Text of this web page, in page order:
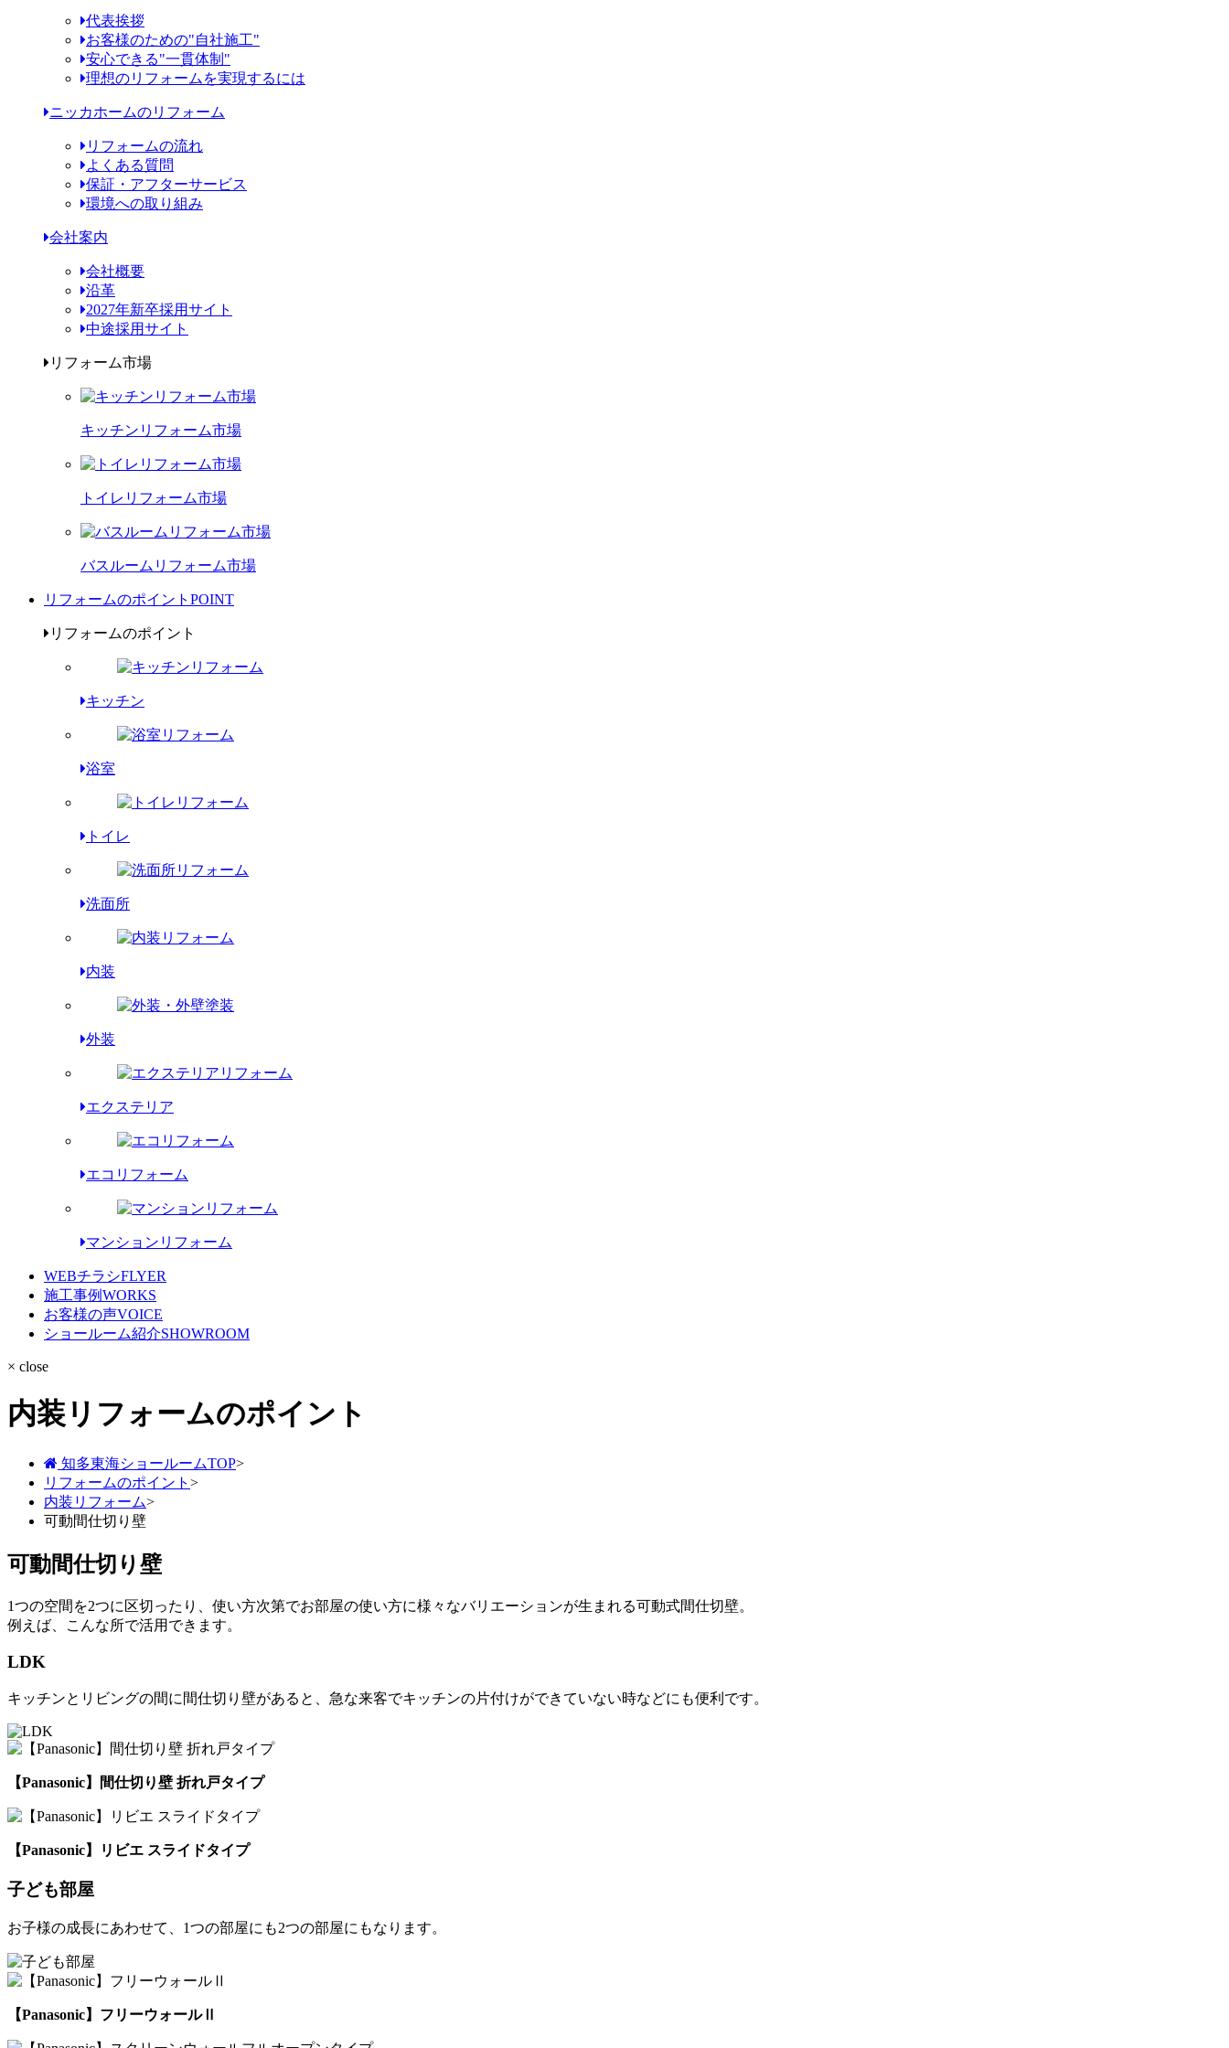
代表挨拶
お客様のための"自社施工"
安心できる"一貫体制"
理想のリフォームを実現するには
ニッカホームのリフォーム
リフォームの流れ
よくある質問
保証・アフターサービス
環境への取り組み
会社案内
会社概要
沿革
2027年新卒採用サイト
中途採用サイト
リフォーム市場
キッチンリフォーム市場
トイレリフォーム市場
バスルームリフォーム市場
リフォームのポイント POINT
リフォームのポイント
キッチン
浴室
トイレ
洗面所
内装
外装
エクステリア
エコリフォーム
マンションリフォーム
WEBチラシFLYER
施工事例WORKS
お客様の声VOICE
ショールーム紹介SHOWROOM
× close
内装リフォームのポイント
知多東海ショールームTOP>
リフォームのポイント >
内装リフォーム>
可動間仕切り壁
可動間仕切り壁
1つの空間を2つに区切ったり、使い方次第でお部屋の使い方に様々なバリエーションが生まれる可動式間仕切壁。
例えば、こんな所で活用できます。
LDK
キッチンとリビングの間に間仕切り壁があると、急な来客でキッチンの片付けができていない時などにも便利です。
【Panasonic】間仕切り壁 折れ戸タイプ
【Panasonic】リビエ スライドタイプ
子ども部屋
お子様の成長にあわせて、1つの部屋にも2つの部屋にもなります。
【Panasonic】フリーウォールⅡ